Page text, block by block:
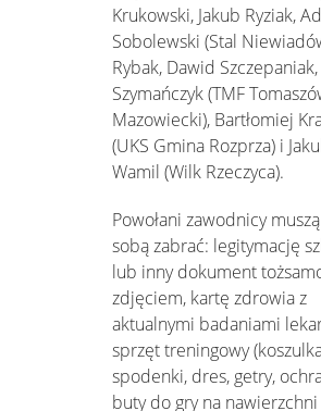
Krukowski, Jakub Ryziak,
Sobolewski (Stal
Rybak, Dawid
Szymańczyk (TMF
Mazowiecki), Bartłomiej
(UKS Gmina Rozprza) i
Wamil (Wilk Rzeczyca).
Powołani zawodnicy
sobą zabrać: legitymację
lub inny dokument
zdjęciem, kartę zdrowia z
aktualnymi badaniami
sprzęt treningowy
spodenki, dres, getry,
buty do gry na nawierzchni